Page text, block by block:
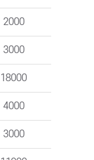
2000
3000
18000
4000
3000